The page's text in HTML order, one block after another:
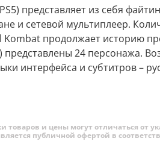
представляет из себя
и сетевой мультиплеер.
продолжает историю
представлены 24 персонажа.
интерфейса и субтитров –
товаров и цены могут отличаться от
публичной офертой в